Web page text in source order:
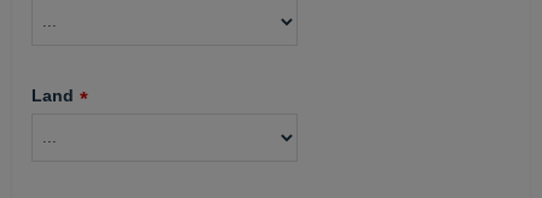
Land